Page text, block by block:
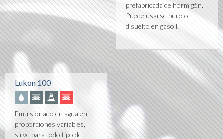
prefabricada de hormigón.
Puede usarse puro o
disuelto en gasoil.
Lukon 100
Emulsionado en agua en
proporciones variables,
sirve para todo tipo de